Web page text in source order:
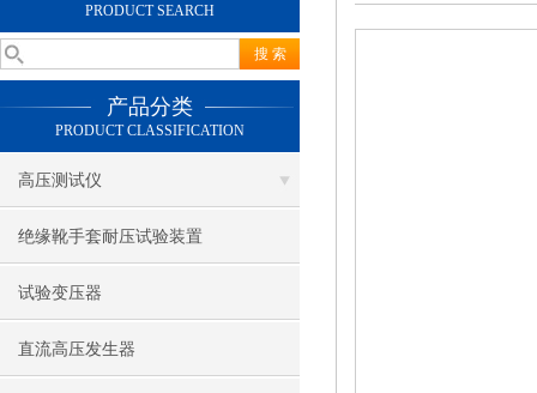
PRODUCT SEARCH
产品分类
PRODUCT CLASSIFICATION
高压测试仪
绝缘靴手套耐压试验装置
试验变压器
直流高压发生器